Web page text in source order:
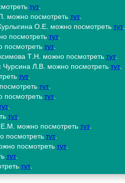
тут.
можно посмотретьтут.
О.Е. можно посмотреть тут.
посмотреть тут.
посмотреть тут.
Т.Н. можно посмотреть тут.
Чурсина Л.В. можно посмотреть тут.
тут.
тут.
посмотреть тут.
.
тут.
Е.М. можно посмотретьтут.
посмотреть тут.
посмотреть тут.
тут.
тут.